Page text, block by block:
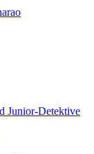
Junior-Detektive